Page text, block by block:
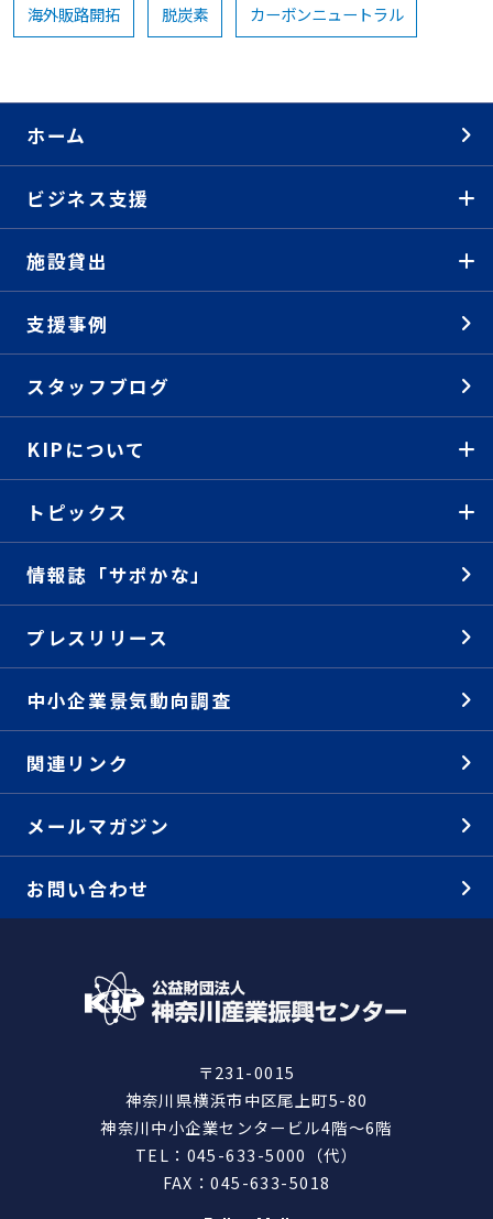
海外販路開拓 脱炭素 カーボンニュートラル
ホーム
ビジネス支援
施設貸出
支援事例
スタッフブログ
KIPについて
トピックス
情報誌「サポかな」
プレスリリース
中小企業景気動向調査
関連リンク
メールマガジン
お問い合わせ
〒231-0015
神奈川県横浜市中区尾上町5-80
神奈川中小企業センタービル4階～6階
TEL：045-633-5000（代）
FAX：045-633-5018